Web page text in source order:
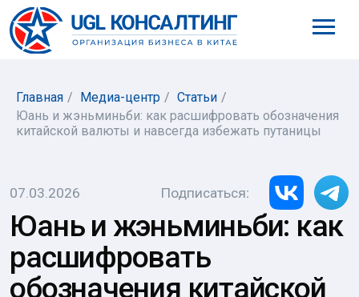
8 (800) 777-61-98
Главная / Медиа-центр / Статьи /
Юань и жэньминьби: как расшифровать обозначения
китайской валюты и навсегда избежать путаницы
Юань и жэньминьби: как
расшифровать
обозначения китайской
валюты и навсегда
избежать путаницы